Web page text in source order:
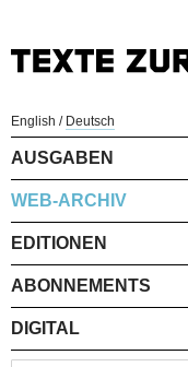
English / Deutsch
AUSGABEN
WEB-ARCHIV
EDITIONEN
ABONNEMENTS
DIGITAL